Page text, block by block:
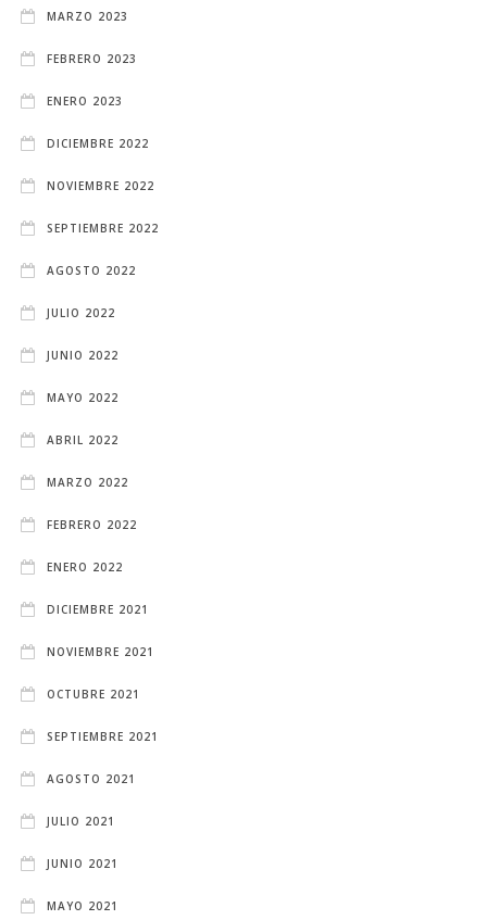
MARZO 2023
FEBRERO 2023
ENERO 2023
DICIEMBRE 2022
NOVIEMBRE 2022
SEPTIEMBRE 2022
AGOSTO 2022
JULIO 2022
JUNIO 2022
MAYO 2022
ABRIL 2022
MARZO 2022
FEBRERO 2022
ENERO 2022
DICIEMBRE 2021
NOVIEMBRE 2021
OCTUBRE 2021
SEPTIEMBRE 2021
AGOSTO 2021
JULIO 2021
JUNIO 2021
MAYO 2021